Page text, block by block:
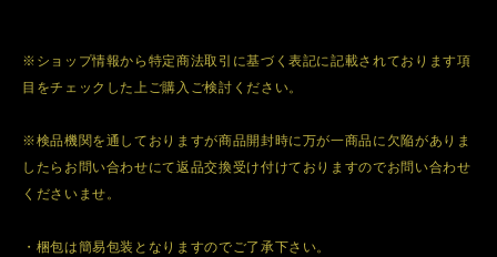
※ショップ情報から特定商法取引に基づく表記に記載されております項
目をチェックした上ご購入ご検討ください。
※検品機関を通しておりますが商品開封時に万が一商品に欠陥がありま
したらお問い合わせにて返品交換受け付けておりますのでお問い合わせ
くださいませ。
・梱包は簡易包装となりますのでご了承下さい。